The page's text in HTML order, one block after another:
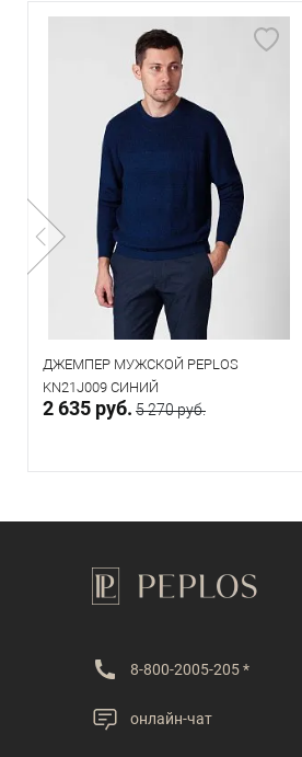
ДЖЕМПЕР МУЖСКОЙ PEPLOS
KN21J009 СИНИЙ
2 635 руб. 5 270 руб.
Направить запрос
Под заказ
Таблица размеров
8-800-2005-205 *
онлайн-чат